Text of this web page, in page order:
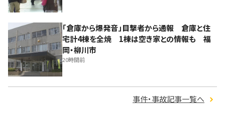
「倉庫から爆発音」目撃者から通報 倉庫と住
宅計4棟を全焼 1棟は空き家との情報も 福
岡・柳川市
20時間前
事件・事故記事一覧へ